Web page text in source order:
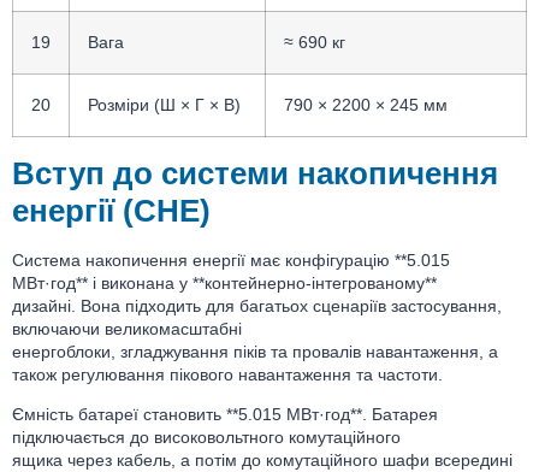
19 Вага ≈ 690 кг
20 Розміри (Ш × Г × В) 790 × 2200 × 245 мм
Вступ до системи накопичення
енергії (СНЕ)
Система накопичення енергії має конфігурацію **5.015
МВт·год** і виконана у **контейнерно-інтегрованому**
дизайні. Вона підходить для багатьох сценаріїв застосування,
включаючи великомасштабні
енергоблоки, згладжування піків та провалів навантаження, а
також регулювання пікового навантаження та частоти.
Ємність батареї становить **5.015 МВт·год**. Батарея
підключається до високовольтного комутаційного
ящика через кабель, а потім до комутаційного шафи всередині